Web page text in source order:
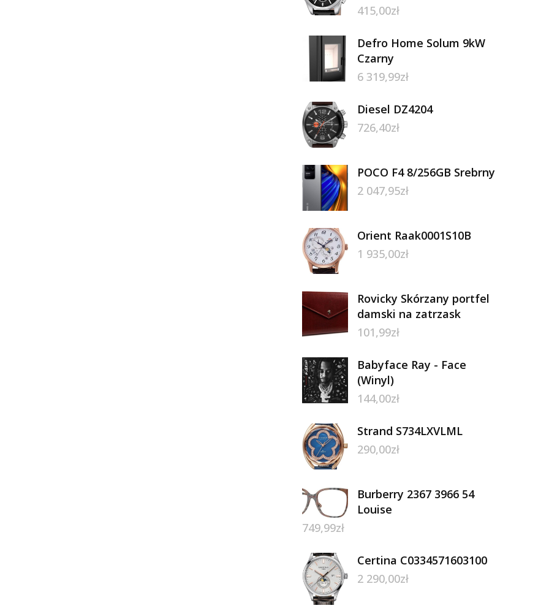
415,00zł
Defro Home Solum 9kW
Czarny
6 319,99zł
Diesel DZ4204
726,40zł
POCO F4 8/256GB Srebrny
2 047,95zł
Orient Raak0001S10B
1 935,00zł
Rovicky Skórzany portfel
damski na zatrzask
101,99zł
Babyface Ray - Face
(Winyl)
144,00zł
Strand S734LXVLML
290,00zł
Burberry 2367 3966 54
Louise
749,99zł
Certina C0334571603100
2 290,00zł